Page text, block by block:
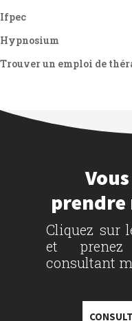
Ifpec
Hypnosium
Trouver un emploi de
prendre
Cliquez sur
et prenez
consultant